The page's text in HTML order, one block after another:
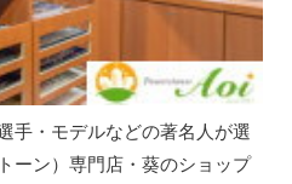
手・モデルなどの著名人が選
ーン）専門店・葵のショップ